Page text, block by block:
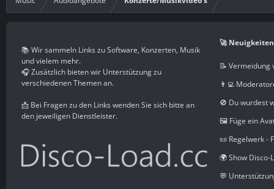
📚 Wir sammeln Links zu Software, Konzerten, Musik
und vielem mehr.
🎧 Zusätzlich bieten wir Unterstützung zu
verschiedenen Themen an.
📩 Bei Fragen zu den Links wenden Sie sich bitte an
den jeweiligen Dienstleister.
🚀 Neuigkeiten
📝 Vermeidung
👨‍💻
🚫 Du wurdest
🖼️ Füge ein
📜 Regelwerk -
🌍 Show
💬